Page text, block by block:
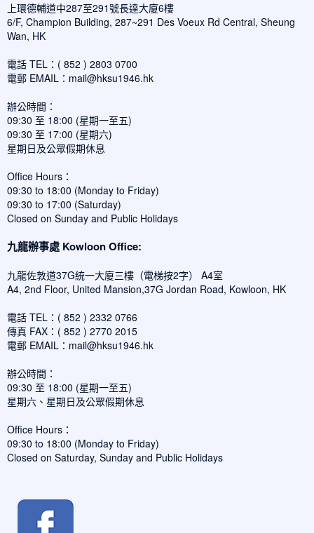
上環德輔道中287至291號長達大廈6樓
6/F, Champion Building, 287~291 Des Voeux Rd Central, Sheung
Wan, HK
電話 TEL：( 852 ) 2803 0700
電郵 EMAIL： mail@hksu1946.hk
辦公時間：
09:30 至 18:00 (星期一至五)
09:30 至 17:00 (星期六)
星期日及公眾假期休息
Office Hours：
09:30 to 18:00 (Monday to Friday)
09:30 to 17:00 (Saturday)
Closed on Sunday and Public Holidays
九龍辦事處 Kowloon Office:
九龍佐敦道37G統一大廈三樓（電梯按2字） A4室
A4, 2nd Floor, United Mansion,37G Jordan Road, Kowloon, HK
電話 TEL：( 852 ) 2332 0766
傳真 FAX：( 852 ) 2770 2015
電郵 EMAIL： mail@hksu1946.hk
辦公時間：
09:30 至 18:00 (星期一至五)
星期六、星期日及公眾假期休息
Office Hours：
09:30 to 18:00 (Monday to Friday)
Closed on Saturday, Sunday and Public Holidays